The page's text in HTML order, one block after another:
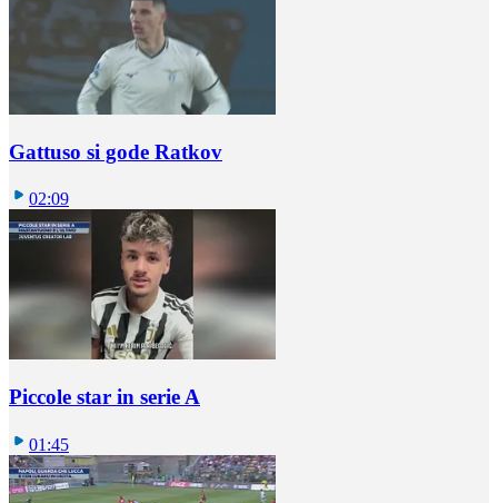
Gattuso si gode Ratkov
02:09
Piccole star in serie A
01:45